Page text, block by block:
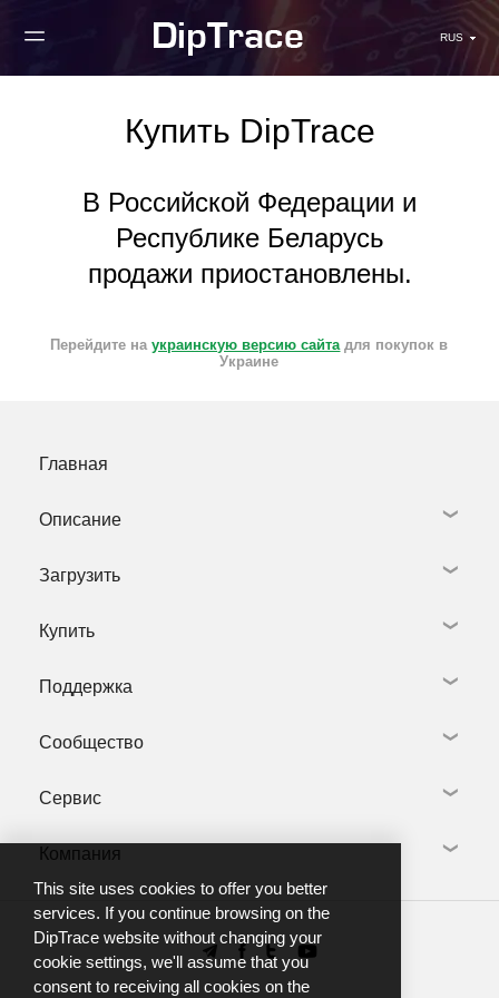
This site uses cookies to offer you better
services. If you continue browsing on the
DipTrace website without changing your
cookie settings, we'll assume that you
consent to receiving all cookies on the
RUS
Купить DipTrace
В Российской Федерации и
Республике Беларусь
продажи приостановлены.
Перейдите наукраинскую версию сайтадля покупок в
Украине
Главная
Описание
Схемотехника
Библиотеки
Видео тур
Загрузить
Скачать DipTrace
Языки
Полезные программы
Купить
Купить DipTrace
Некоммерческая версия
Поддержка
Задать Вопрос
Установка программы
Учебник и справочники
Тренинги
FAQ
Сообщество
Форум DipTrace
Группа в Telegram
YouTube канал
Сервис
Разработка библиотек
Производители плат
Компания
О нас
Новости
Контакты